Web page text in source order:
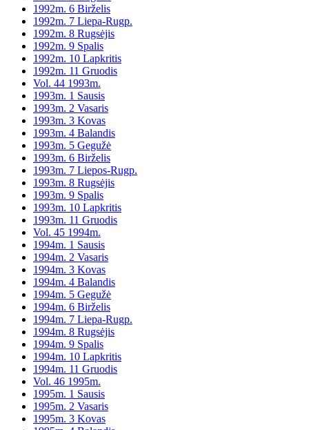
1992m. 6 Birželis
1992m. 7 Liepa-Rugp.
1992m. 8 Rugsėjis
1992m. 9 Spalis
1992m. 10 Lapkritis
1992m. 11 Gruodis
Vol. 44 1993m.
1993m. 1 Sausis
1993m. 2 Vasaris
1993m. 3 Kovas
1993m. 4 Balandis
1993m. 5 Gegužė
1993m. 6 Birželis
1993m. 7 Liepos-Rugp.
1993m. 8 Rugsėjis
1993m. 9 Spalis
1993m. 10 Lapkritis
1993m. 11 Gruodis
Vol. 45 1994m.
1994m. 1 Sausis
1994m. 2 Vasaris
1994m. 3 Kovas
1994m. 4 Balandis
1994m. 5 Gegužė
1994m. 6 Birželis
1994m. 7 Liepa-Rugp.
1994m. 8 Rugsėjis
1994m. 9 Spalis
1994m. 10 Lapkritis
1994m. 11 Gruodis
Vol. 46 1995m.
1995m. 1 Sausis
1995m. 2 Vasaris
1995m. 3 Kovas